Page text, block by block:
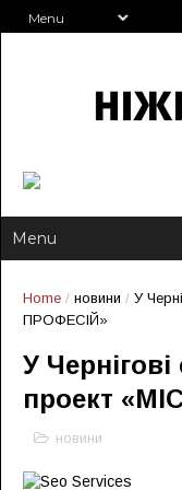
Home / новини / У
ПРОФЕСІЙ»
У
проект
новини